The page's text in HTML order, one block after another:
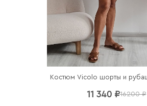
11 340 ₽16200 ₽